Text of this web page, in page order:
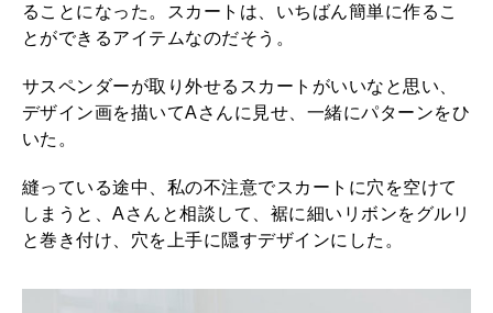
ることになった。スカートは、いちばん簡単に作るこ
とができるアイテムなのだそう。
サスペンダーが取り外せるスカートがいいなと思い、
デザイン画を描いてAさんに見せ、一緒にパターンをひ
いた。
縫っている途中、私の不注意でスカートに穴を空けて
しまうと、Aさんと相談して、裾に細いリボンをグルリ
と巻き付け、穴を上手に隠すデザインにした。